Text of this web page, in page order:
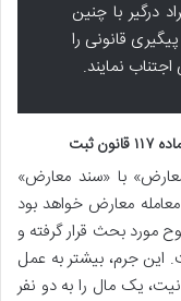
درگیر با چنین
قانونی را
نمایند.
ثبت
با «سند معارض»
معارض خواهد بود
وضوح مورد بحث قرار گرفته و
این جرم، بیشتر به عمل
یک مال را به دو نفر